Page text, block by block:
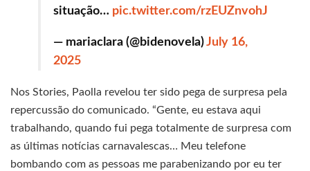
situação… pic.twitter.com/rzEUZnvohJ
— mariaclara (@bidenovela)July 16,
2025
Nos Stories, Paolla revelou ter sido pega de surpresa pela
repercussão do comunicado. “Gente, eu estava aqui
trabalhando, quando fui pega totalmente de surpresa com
as últimas notícias carnavalescas… Meu telefone
bombando com as pessoas me parabenizando por eu ter